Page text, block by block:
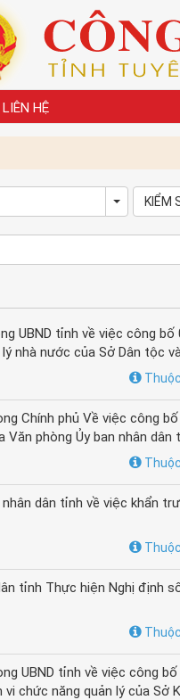
LIÊN HỆ
Toggle
KIỂM
UBND tỉnh về việc công
nhà nước của Sở Dân tộc
Chính phủ Về việc công
phòng Ủy ban nhân dân
dân tỉnh về việc khẩn
tỉnh Thực hiện Nghị định
UBND tỉnh về việc công
chức năng quản lý của Sở